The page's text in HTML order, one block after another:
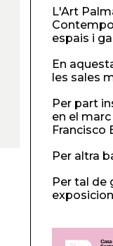
L'Art
espais i
En
les sales
Per part
en el
Francisco
Per altra
Per tal de